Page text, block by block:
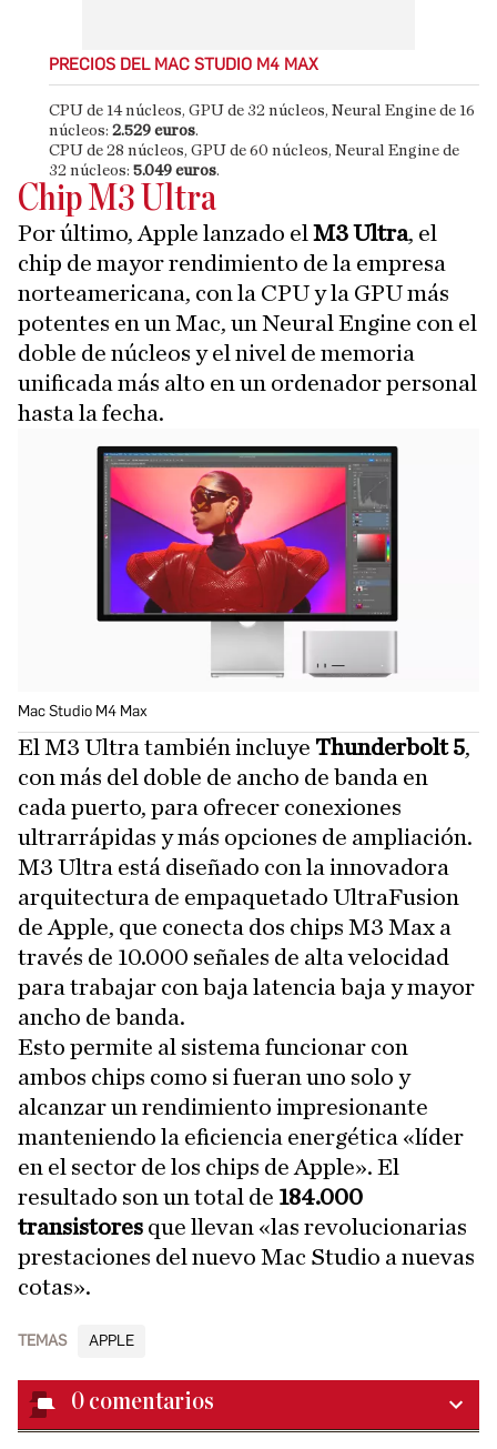
PRECIOS DEL MAC STUDIO M4 MAX
CPU de 14 núcleos, GPU de 32 núcleos, Neural Engine de 16
núcleos: 2.529 euros.
CPU de 28 núcleos, GPU de 60 núcleos, Neural Engine de
32 núcleos: 5.049 euros.
Chip M3 Ultra
Por último, Apple lanzado el M3 Ultra, el
chip de mayor rendimiento de la empresa
norteamericana, con la CPU y la GPU más
potentes en un Mac, un Neural Engine con el
doble de núcleos y el nivel de memoria
unificada más alto en un ordenador personal
hasta la fecha.
Mac Studio M4 Max
El M3 Ultra también incluye Thunderbolt 5,
con más del doble de ancho de banda en
cada puerto, para ofrecer conexiones
ultrarrápidas y más opciones de ampliación.
M3 Ultra está diseñado con la innovadora
arquitectura de empaquetado UltraFusion
de Apple, que conecta dos chips M3 Max a
través de 10.000 señales de alta velocidad
para trabajar con baja latencia baja y mayor
ancho de banda.
Esto permite al sistema funcionar con
ambos chips como si fueran uno solo y
alcanzar un rendimiento impresionante
manteniendo la eficiencia energética «líder
en el sector de los chips de Apple». El
resultado son un total de 184.000
transistores que llevan «las revolucionarias
prestaciones del nuevo Mac Studio a nuevas
cotas».
TEMAS APPLE
0 comentarios